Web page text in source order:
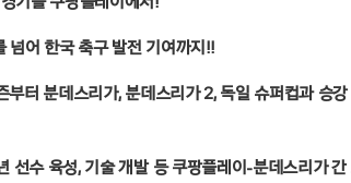
넘어 한국 축구 발전 기여까지!!
터 분데스리가, 분데스리가 2, 독일 슈퍼컵과 승
선수 육성, 기술 개발 등 쿠팡플레이-분데스리가